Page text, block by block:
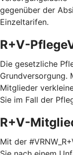
gegenüber der
Einzel­tarifen.
R+V-
Die gesetzliche
Grundversorgung.
Mitglieder
Sie im Fall der
R+V-
Mit der